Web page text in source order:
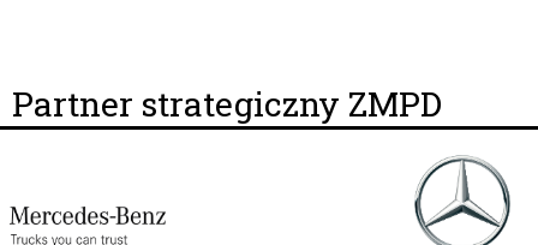
Partner strategiczny ZMPD